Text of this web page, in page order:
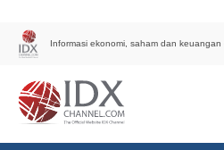
Informasi ekonomi, saham dan keuangan